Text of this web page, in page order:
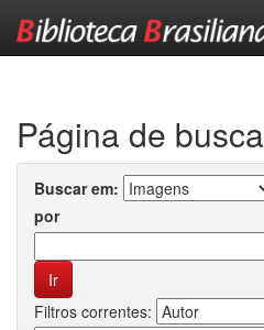
Página de busca
Buscar em:
por
Filtros correntes: